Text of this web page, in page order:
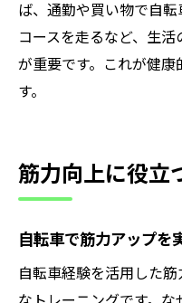
ば、通勤や買い物で自
コースを走るなど、生
が重要です。これが健
す。
筋力向上に役立
自転車で筋力アップを
自転車経験を活用した